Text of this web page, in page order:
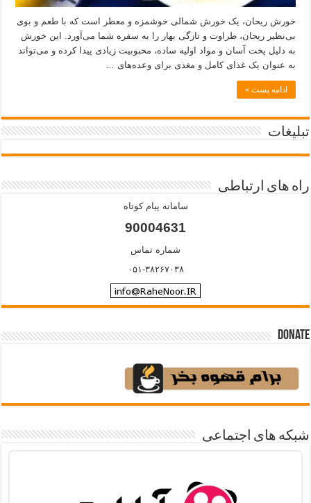
خورش ریحان، یک خورش شمالی خوشمزه و معطر است که با طعم و بوی
بی‌نظیر ریحان، طراوت و تازگی بهار را به سفره شما می‌آورد. این خورش
به دلیل پخت آسان و مواد اولیه ساده، محبوبیت زیادی پیدا کرده و می‌تواند
به عنوان یک غذای کامل و مغذی برای وعده‌های …
ادامه پست »
تبلیغات
راه های ارتباطی
سامانه پیام کوتاه
90004631
شماره تماس
۰۵۱-۳۸۲۶۷۰۳۸
Donate
شبکه های اجتماعی